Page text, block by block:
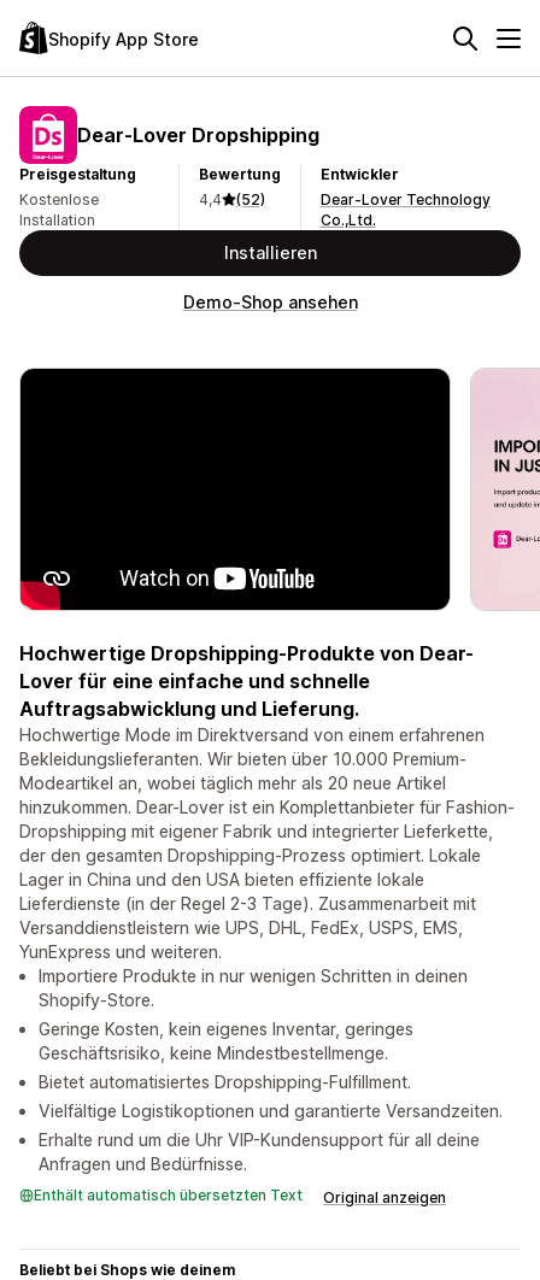
Shopify App Store
Dear‑Lover Dropshipping
Preisgestaltung
Kostenlose
Installation
Bewertung
4,4
(52)
Entwickler
Dear-Lover Technology
Co.,Ltd.
Installieren
Demo-Shop ansehen
Hochwertige Dropshipping-Produkte von Dear-
Lover für eine einfache und schnelle
Auftragsabwicklung und Lieferung.
Hochwertige Mode im Direktversand von einem erfahrenen
Bekleidungslieferanten. Wir bieten über 10.000 Premium-
Modeartikel an, wobei täglich mehr als 20 neue Artikel
hinzukommen. Dear-Lover ist ein Komplettanbieter für Fashion-
Dropshipping mit eigener Fabrik und integrierter Lieferkette,
der den gesamten Dropshipping-Prozess optimiert. Lokale
Lager in China und den USA bieten effiziente lokale
Lieferdienste (in der Regel 2-3 Tage). Zusammenarbeit mit
Versanddienstleistern wie UPS, DHL, FedEx, USPS, EMS,
YunExpress und weiteren.
Importiere Produkte in nur wenigen Schritten in deinen
Shopify-Store.
Geringe Kosten, kein eigenes Inventar, geringes
Geschäftsrisiko, keine Mindestbestellmenge.
Bietet automatisiertes Dropshipping-Fulfillment.
Vielfältige Logistikoptionen und garantierte Versandzeiten.
Erhalte rund um die Uhr VIP-Kundensupport für all deine
Anfragen und Bedürfnisse.
Enthält automatisch übersetzten Text Original anzeigen
Beliebt bei Shops wie deinem